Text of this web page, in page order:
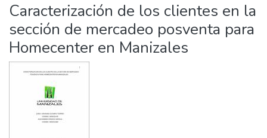
Caracterización de los clientes en la
sección de mercadeo posventa para
Homecenter en Manizales